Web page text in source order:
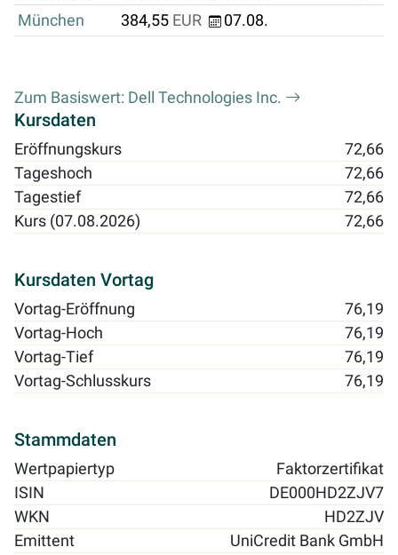
München
384,55 EUR 07.08.
Zum Basiswert: Dell Technologies Inc.
Kursdaten
Eröffnungskurs
72,66
Tageshoch
72,66
Tagestief
72,66
Kurs (07.08.2026)
72,66
Kursdaten Vortag
Vortag-Eröffnung
76,19
Vortag-Hoch
76,19
Vortag-Tief
76,19
Vortag-Schlusskurs
76,19
Stammdaten
Wertpapiertyp
Faktorzertifikat
ISIN
DE000HD2ZJV7
WKN
HD2ZJV
Emittent
UniCredit Bank GmbH